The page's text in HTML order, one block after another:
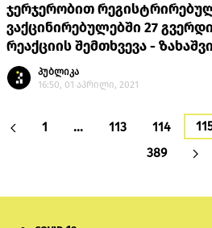
ჯერჯერობით
ვაქცინირებულებში 27
რეაქციის შემთხვევა -
პუბლიკა
16:50, 01 აპრილი, 2021
1 … 113 114
389